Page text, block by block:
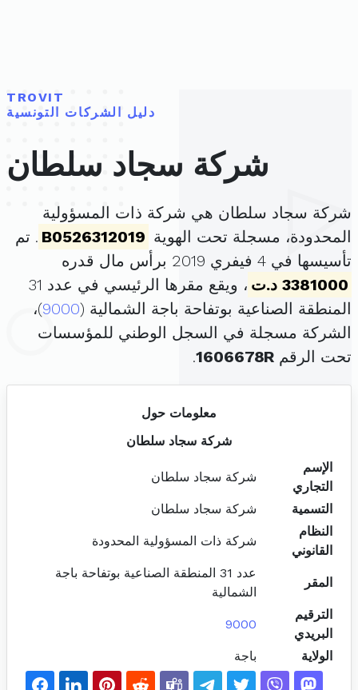
TROVIT
دليل الشركات التونسية
شركة سجاد سلطان
شركة سجاد سلطان هي شركة ذات المسؤولية
المحدودة، مسجلة تحت الهوية B0526312019 . تم
تأسيسها في 4 فيفري 2019 برأس مال قدره
3381000 د.ت
، ويقع مقرها الرئيسي في عدد 31
المنطقة الصناعية بوتفاحة باجة الشمالية (9000)،
الشركة مسجلة في السجل الوطني للمؤسسات
تحت الرقم 1606678R
.
معلومات حول
شركة سجاد سلطان
الإسم
التجاري
شركة سجاد سلطان
التسمية
شركة سجاد سلطان
النظام
القانوني
شركة ذات المسؤولية المحدودة
المقر
عدد 31 المنطقة الصناعية بوتفاحة باجة
الشمالية
الترقيم
البريدي
9000
الولاية باجة